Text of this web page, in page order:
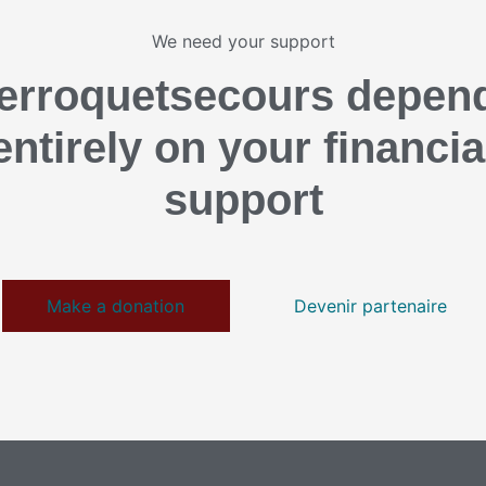
We need your support
on your
support
Make a donation Devenir partenaire